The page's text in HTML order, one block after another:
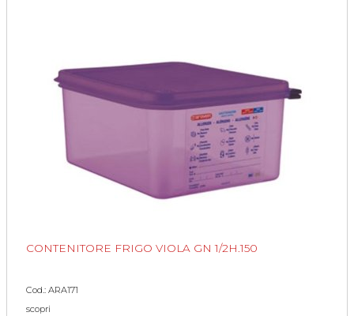
CONTENITORE FRIGO VIOLA GN 1/2H.150
Cod.: ARA171
scopri